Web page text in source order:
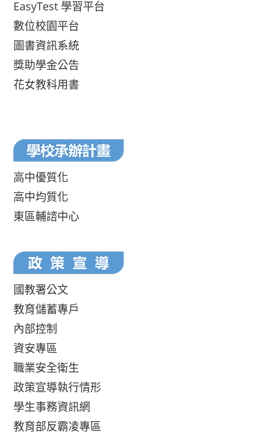
EasyTest 學習平台
數位校園平台
圖書資訊系統
獎助學金公告
花女教科用書
高中優質化
高中均質化
東區輔諮中心
國教署公文
教育儲蓄專戶
內部控制
資安專區
職業安全衛生
政策宣導執行情形
學生事務資訊網
教育部反霸凌專區